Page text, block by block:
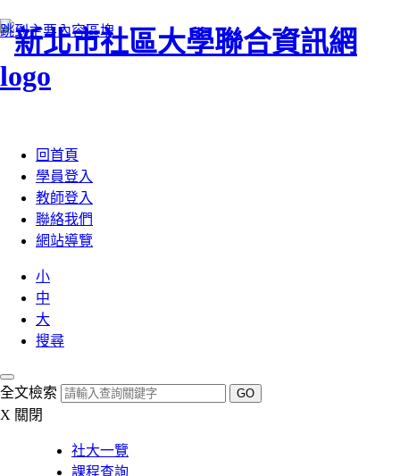
跳到主要內容區塊
回首頁
學員登入
教師登入
聯絡我們
網站導覽
小
中
大
搜尋
全文檢索 GO
X 關閉
社大一覽
課程查詢